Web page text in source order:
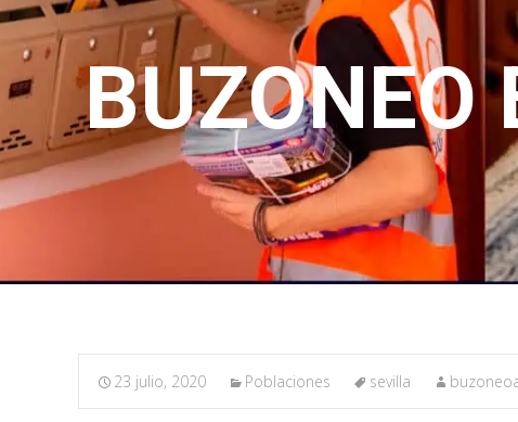
BUZONEO
23 julio, 2020 Poblaciones sevilla